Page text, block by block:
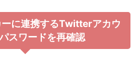
に連携するTwitterアカウ
スワードを再確認